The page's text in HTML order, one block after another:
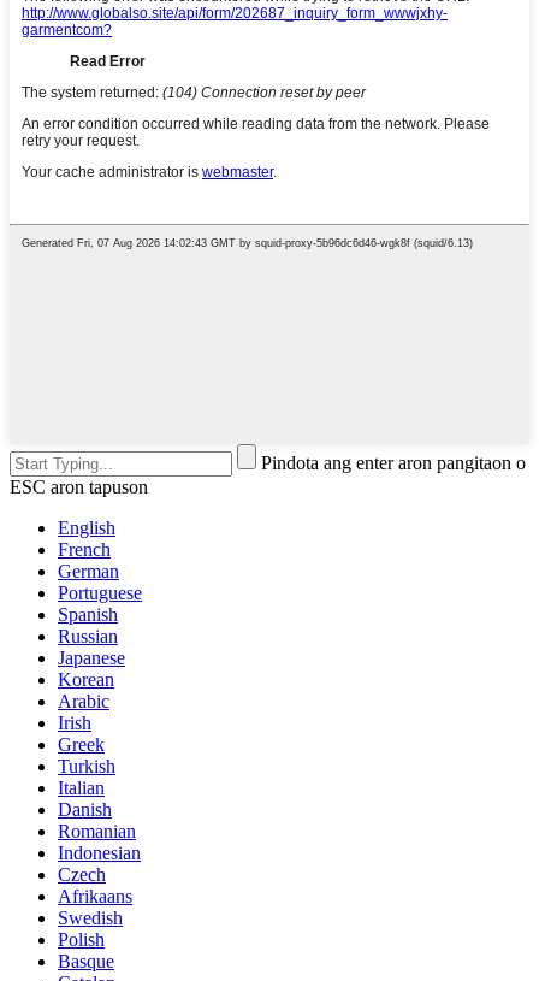
Pindota ang enter aron pangitaon o
ESC aron tapuson
English
French
German
Portuguese
Spanish
Russian
Japanese
Korean
Arabic
Irish
Greek
Turkish
Italian
Danish
Romanian
Indonesian
Czech
Afrikaans
Swedish
Polish
Basque